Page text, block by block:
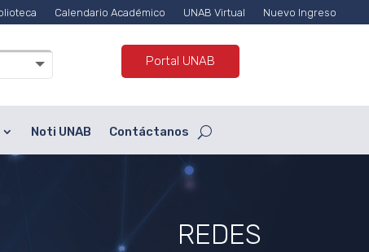
Calendario Académico UNAB Virtual Nuevo Ingreso
Portal UNAB
Noti UNAB Contáctanos
REDES